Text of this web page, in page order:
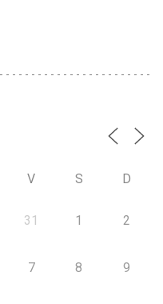
V S D
31 1 2
7 8 9